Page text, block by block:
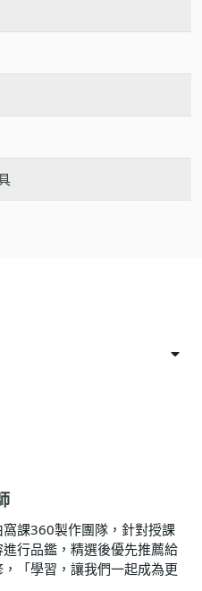
課360製作團隊，針對授課
行品鑑，精選後優先推薦給
「學習，讓我們一起成為更